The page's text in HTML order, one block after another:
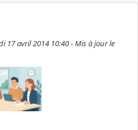
17 avril 2014 10:40 - Mis à jour le